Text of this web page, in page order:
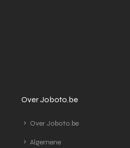
Over Joboto.be
Over Joboto.be
Algemene